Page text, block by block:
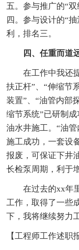
五。参与推广的“
四。参与设计的“
利，排名三。
四、任重而道
在工作中我还提
扶正杆”、“伸缩节
装置”、“油管内部
缩节系统”已研制
油水井施工。“油管
施工成功，一套设
报废，可保证下井
长检泵周期，利于
在过去的xx年里
工作，取得了一些
下，我将继续努力
【工程师工作述职